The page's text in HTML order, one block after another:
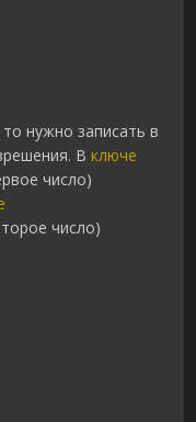
то нужно записать в
Включе
число)
число)